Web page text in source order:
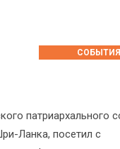
СОБЫТИЯ
патриархального
Ланка, посетил с